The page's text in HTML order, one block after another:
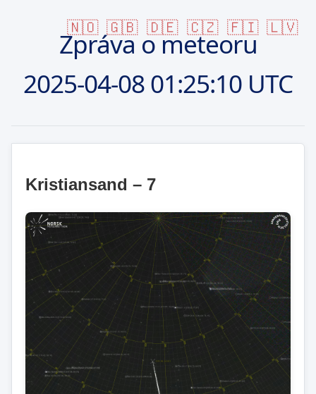
🇳🇴 🇬🇧 🇩🇪 🇨🇿 🇫🇮 🇱🇻
Zpráva o meteoru
2025-04-0801:25:10 UTC
Kristiansand – 7